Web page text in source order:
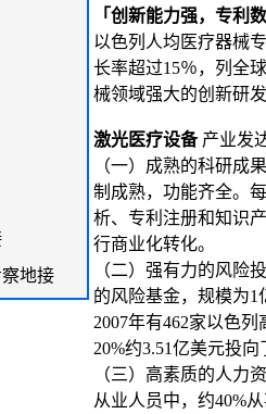
地接
「创新能力强，专利数
以色列人均医疗器械
长率超过15％，列全
械领域强大的创新研发
激光医疗设备产业发
（一）成熟的科研成
制成熟，功能齐全。
析、专利注册和知识
行商业化转化。
（二）强有力的风险
的风险基金，规模为1
2007年有462家以色
20%约3.51亿美元投向
（三）高素质的人力
从业人员中，约40%